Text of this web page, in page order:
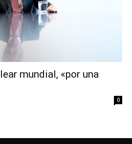
mundial, «por una
0